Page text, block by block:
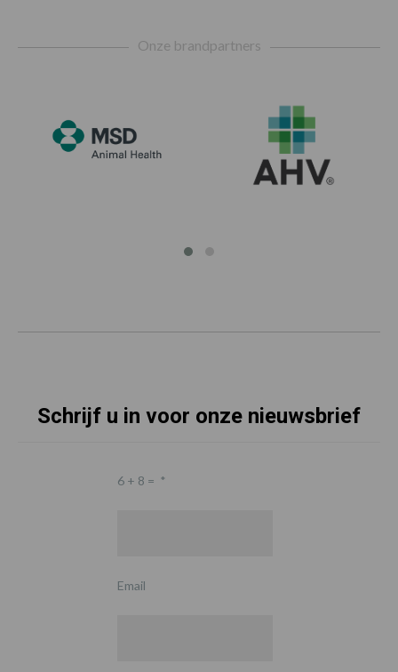
Onze brandpartners
Schrijf u in voor onze nieuwsbrief
6 + 8 = *
Email